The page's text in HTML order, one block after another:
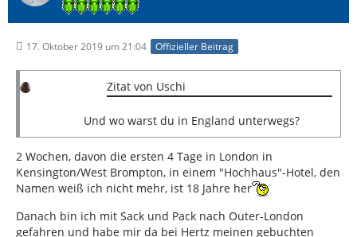
17. Oktober 2019 um 21:04 Offizieller Beitrag
Zitat von Uschi
Und wo warst du in England unterwegs?
2 Wochen, davon die ersten 4 Tage in London in
Kensington/West Brompton, in einem "Hochhaus"-Hotel, den
Namen weiß ich nicht mehr, ist 18 Jahre her
Danach bin ich mit Sack und Pack nach Outer-London
gefahren und habe mir da bei Hertz meinen gebuchten